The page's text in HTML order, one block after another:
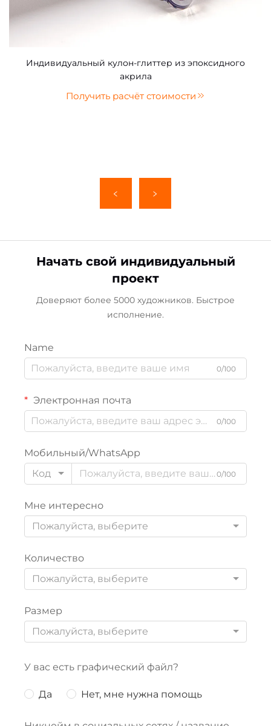
Индивидуальный кулон-глиттер из эпоксидного
акрила
Получить расчёт стоимости
Начать свой индивидуальный
проект
Доверяют более 5000 художников. Быстрое
исполнение.
Name
0/100
Электронная почта
0/100
Мобильный/WhatsApp
Код
0/100
Мне интересно
Пожалуйста, выберите
Количество
Пожалуйста, выберите
Размер
Пожалуйста, выберите
У вас есть графический файл?
Да Нет, мне нужна помощь